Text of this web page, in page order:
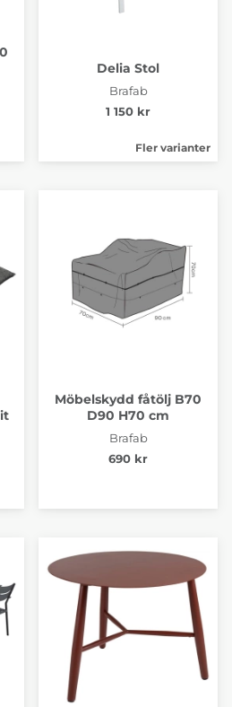
Delia Stol
Brafab
1 150 kr
Fler varianter
Möbelskydd fåtölj B70
D90 H70 cm
Brafab
690 kr